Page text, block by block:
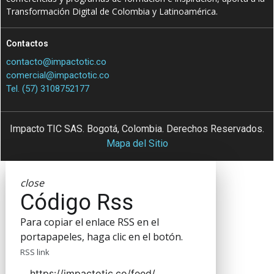
Transformación Digital de Colombia y Latinoamérica.
Contactos
contacto@impactotic.co
comercial@impactotic.co
Tel. (57) 3108752177
Impacto TIC SAS. Bogotá, Colombia. Derechos Reservados.
Mapa del Sitio
close
Código Rss
Para copiar el enlace RSS en el
portapapeles, haga clic en el botón.
RSS link